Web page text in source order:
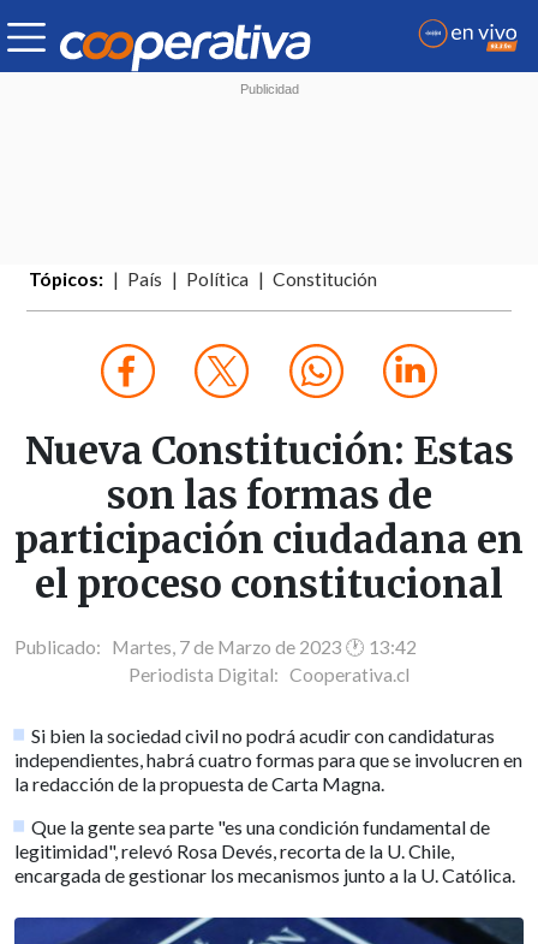
Tópicos: País Política Constitución
Nueva Constitución: Estas
son las formas de
participación ciudadana en
el proceso constitucional
Publicado: Martes, 7 de Marzo de 2023 🕐 13:42
Periodista Digital: Cooperativa.cl
Si bien la sociedad civil no podrá acudir con candidaturas
independientes, habrá cuatro formas para que se involucren en
la redacción de la propuesta de Carta Magna.
Que la gente sea parte "es una condición fundamental de
legitimidad", relevó Rosa Devés, recorta de la U. Chile,
encargada de gestionar los mecanismos junto a la U. Católica.